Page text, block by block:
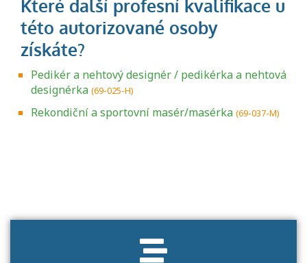
Pedikér a nehtový designér / pedikérka a nehtová
designérka (69-025-H)
Rekondiční a sportovní masér/masérka (69-037-M)
Projděte si seznam profesních kvalifikací.